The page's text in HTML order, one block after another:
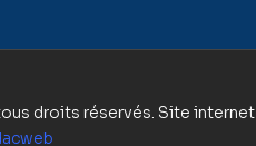
droits réservés. Site internet